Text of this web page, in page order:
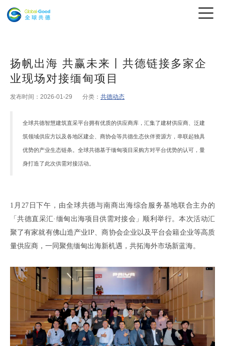
扬帆出海 共赢未来丨共德链接多家企
业现场对接缅甸项目
发布时间：2026-01-29 分类： 共德动态
全球共德智慧建筑直采平台拥有优质的供应商库，汇集了建材供应商、泛建
筑领域供应方以及各地区建企、商协会等共德生态伙伴资源方，串联起独具
优势的产业生态链条。全球共德基于缅甸项目采购方对平台优势的认可 ， 量
身打造了此次供需对接活动
1 月 27日下午 ， 由全球共德与南商出海综合服务基地联合主办的
「共德直采汇· 缅甸出海项目供需对接会」 顺利举行。本次活动汇
聚了有家就有佛山造产业IP、商协会企业以及平台会籍企业等高质
量供应商 ， 一同聚焦缅甸出海新机遇， 共拓海外市场新蓝海。